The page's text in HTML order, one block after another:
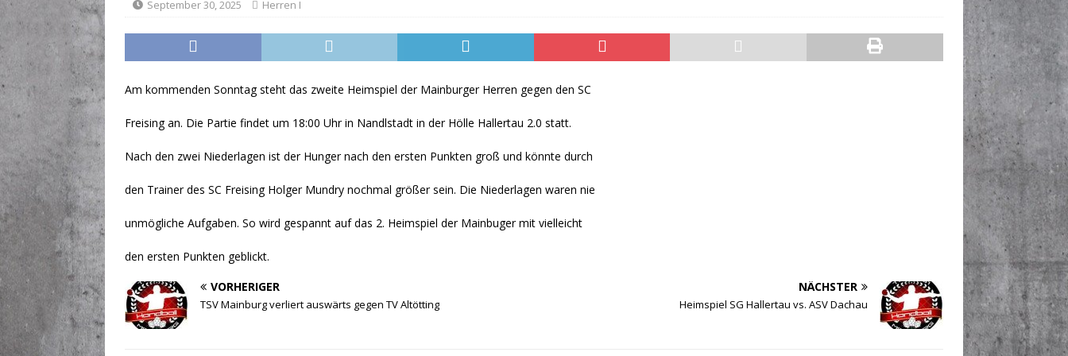
September 30, 2025 Herren I
Am kommenden Sonntag steht das zweite Heimspiel der Mainburger Herren gegen den SC
Freising an. Die Partie findet um 18:00 Uhr in Nandlstadt in der Hölle Hallertau 2.0 statt.
Nach den zwei Niederlagen ist der Hunger nach den ersten Punkten groß und könnte durch
den Trainer des SC Freising Holger Mundry nochmal größer sein. Die Niederlagen waren nie
unmögliche Aufgaben. So wird gespannt auf das 2. Heimspiel der Mainbuger mit vielleicht
den ersten Punkten geblickt.
VORHERIGER
TSV Mainburg verliert auswärts gegen TV Altötting
NÄCHSTER
Heimspiel SG Hallertau vs. ASV Dachau